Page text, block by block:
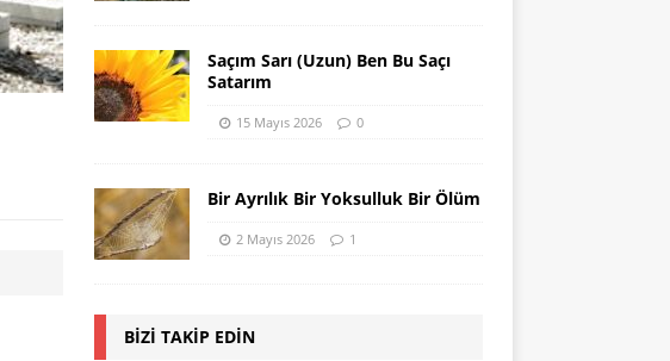
Saçım Sarı (Uzun) Ben Bu Saçı
Satarım
15 Mayıs 2026 0
Bir Ayrılık Bir Yoksulluk Bir Ölüm
2 Mayıs 2026 1
BIZI TAKIP EDIN